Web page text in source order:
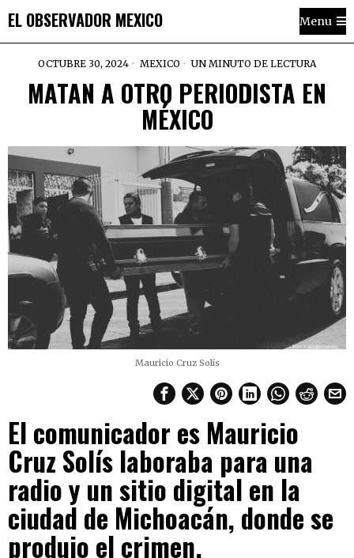
EL OBSERVADOR MEXICO Menu
OCTUBRE 30, 2024 MEXICO UN MINUTO DE LECTURA
MATAN A OTRO PERIODISTA EN
MÉXICO
Mauricio Cruz Solís
El comunicador es Mauricio
Cruz Solís laboraba para una
radio y un sitio digital en la
ciudad de Michoacán, donde se
produjo el crimen.